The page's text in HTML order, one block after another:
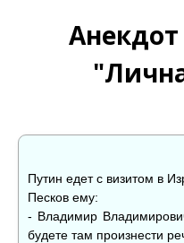
Путин едет с визитом в
Песков ему:
- Владимир
будете там произнести